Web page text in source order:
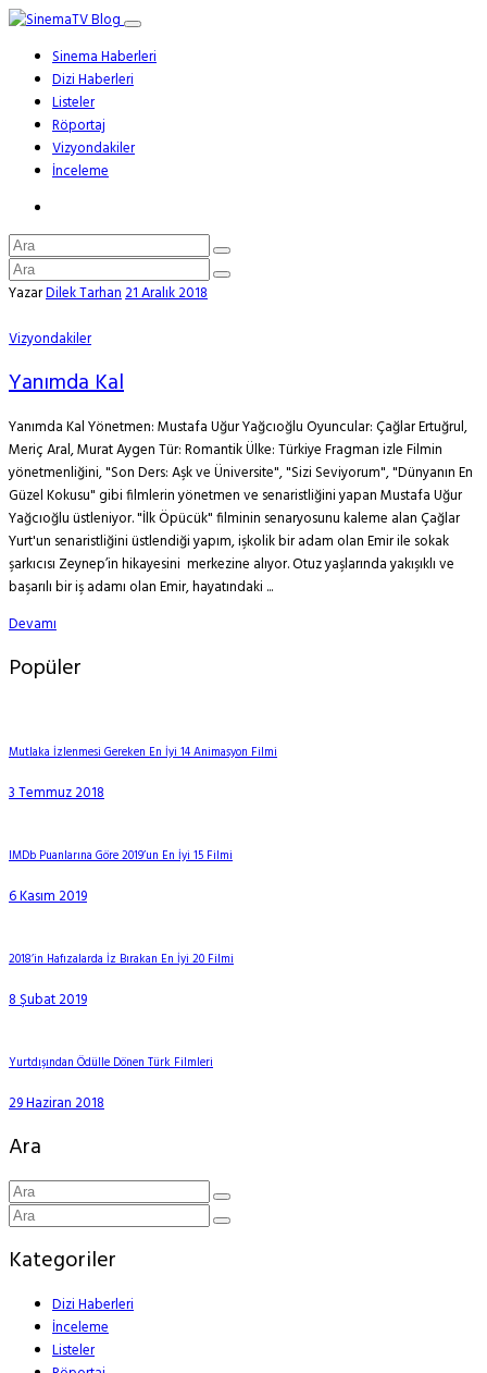
Sinema Haberleri
Dizi Haberleri
Listeler
Röportaj
Vizyondakiler
İnceleme
YazarDilek Tarhan21 Aralık 2018
Vizyondakiler
Yanımda Kal
Yanımda Kal Yönetmen: Mustafa Uğur Yağcıoğlu Oyuncular: Çağlar Ertuğrul,
Meriç Aral, Murat Aygen Tür: Romantik Ülke: Türkiye Fragman izle Filmin
yönetmenliğini, "Son Ders: Aşk ve Üniversite", "Sizi Seviyorum", "Dünyanın En
Güzel Kokusu" gibi filmlerin yönetmen ve senaristliğini yapan Mustafa Uğur
Yağcıoğlu üstleniyor. "İlk Öpücük" filminin senaryosunu kaleme alan Çağlar
Yurt'un senaristliğini üstlendiği yapım, işkolik bir adam olan Emir ile sokak
şarkıcısı Zeynep’in hikayesini merkezine alıyor. Otuz yaşlarında yakışıklı ve
başarılı bir iş adamı olan Emir, hayatındaki ...
Devamı
Popüler
Mutlaka İzlenmesi Gereken En İyi 14 Animasyon Filmi
3 Temmuz 2018
IMDb Puanlarına Göre 2019’un En İyi 15 Filmi
6 Kasım 2019
2018’in Hafızalarda İz Bırakan En İyi 20 Filmi
8 Şubat 2019
Yurtdışından Ödülle Dönen Türk Filmleri
29 Haziran 2018
Ara
Kategoriler
Dizi Haberleri
İnceleme
Listeler